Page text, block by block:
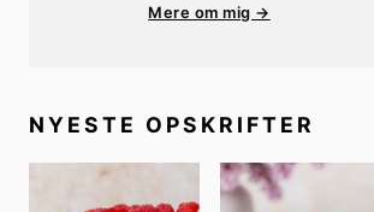
Mere om mig →
NYESTE OPSKRIFTER